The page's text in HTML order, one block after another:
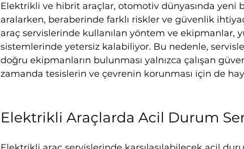
Elektrikli ve hibrit araçlar, otomotiv dünyasında yeni
aralarken, beraberinde farklı riskler ve güvenlik
araç servislerinde kullanılan yöntem ve ekipmanlar,
sistemlerinde yetersiz kalabiliyor. Bu nedenle,
doğru ekipmanların bulunması yalnızca çalışan
zamanda tesislerin ve çevrenin korunması için de
Elektrikli Araçlarda Acil Durum